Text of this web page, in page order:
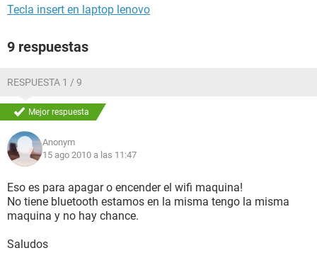
Tecla insert en laptop lenovo
9 respuestas
RESPUESTA 1 / 9
Mejor respuesta
Anonym
15 ago 2010 a las 11:47
Eso es para apagar o encender el wifi maquina!
No tiene bluetooth estamos en la misma tengo la misma
maquina y no hay chance.
Saludos